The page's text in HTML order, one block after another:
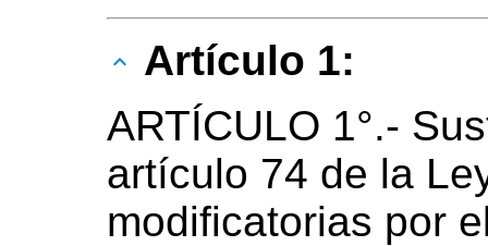
Artículo 1:
ARTÍCULO 1°.-
artículo 74 de la
modificatorias por